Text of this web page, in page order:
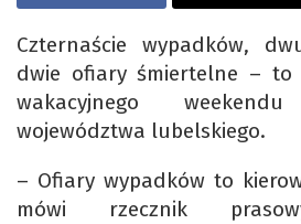
Czternaście wypadków,
dwie ofiary śmiertelne – to
wakacyjnego
województwa lubelskiego.
– Ofiary wypadków to
mówi rzecznik